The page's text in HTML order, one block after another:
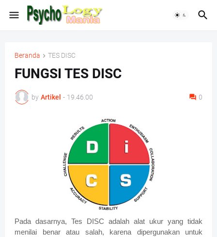
Beranda TES DISC
FUNGSI TES DISC
by Artikel - 19.46.00 0
Pada dasarnya, Tes DISC adalah alat ukur yang tidak
menilai benar atau salah, karena dipergunakan untuk